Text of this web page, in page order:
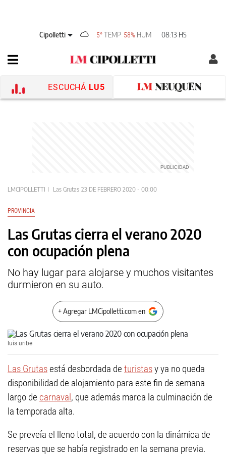
Cipolletti 5° TEMP 58% HUM 08:13 HS
ESCUCHÁ LU5
LMCIPOLLETTI Las Grutas 23 DE FEBRERO 2020 - 00:00
PROVINCIA
Las Grutas cierra el verano 2020
con ocupación plena
No hay lugar para alojarse y muchos visitantes
durmieron en su auto.
+ Agregar LMCipolletti.com en
luis uribe
Las Grutasestá desbordada de turistasy ya no queda
disponibilidad de alojamiento para este fin de semana
largo de carnaval, que además marca la culminación de
la temporada alta.
Se preveía el lleno total, de acuerdo con la dinámica de
reservas que se había registrado en la semana previa.